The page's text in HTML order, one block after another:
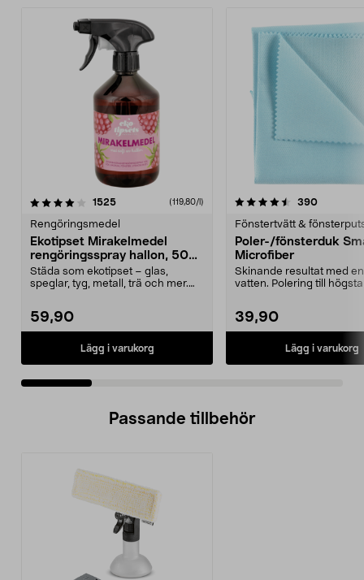
1525recensioner(119,80/l)
Rengöringsmedel
Ekotipset Mirakelmedel
rengöringsspray hallon, 500
ml
Städa som ekotipset – glas,
speglar, tyg, metall, trä och mer.
59,90
Lägg i varukorg
4.5 av 5 stjärnor 390
Fönstertvätt &
Poler-/fönsterduk
Microfiber
Skinande resultat med
vatten. Polering till
39,90
Lägg i varukorg
4.5 av 5 stjärnor
Passande tillbehör